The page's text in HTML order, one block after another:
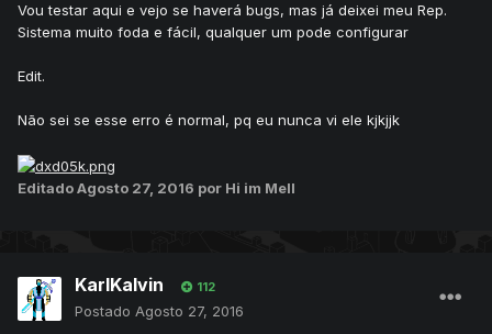
Vou testar aqui e vejo se haverá bugs, mas já deixei meu Rep.
Sistema muito foda e fácil, qualquer um pode configurar
Edit.
Não sei se esse erro é normal, pq eu nunca vi ele kjkjjk
EditadoAgosto 27, 2016 por Hi im Mell
KarlKalvin 112
Postado Agosto 27, 2016